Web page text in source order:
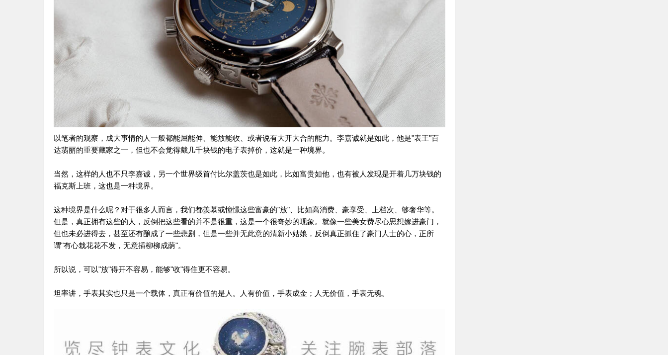
以笔者的观察，成大事情的人一般都能屈能伸、能放能收、或者说有大开大合的能力。李嘉诚就是如此，他是"表王"百
达翡丽的重要藏家之一，但也不会觉得戴几千块钱的电子表掉价，这就是一种境界。
当然，这样的人也不只李嘉诚，另一个世界级首付比尔盖茨也是如此，比如富贵如他，也有被人发现是开着几万块钱的
福克斯上班，这也是一种境界。
这种境界是什么呢？对于很多人而言，我们都羡慕或憧憬这些富豪的"放"、比如高消费、豪享受、上档次、够奢华等。
但是，真正拥有这些的人，反倒把这些看的并不是很重，这是一个很奇妙的现象。就像一些美女费尽心思想嫁进豪门，
但也未必进得去，甚至还有酿成了一些悲剧，但是一些并无此意的清新小姑娘，反倒真正抓住了豪门人士的心，正所
谓"有心栽花花不发，无意插柳柳成荫"。
所以说，可以"放"得开不容易，能够"收"得住更不容易。
坦率讲，手表其实也只是一个载体，真正有价值的是人。人有价值，手表成金；人无价值，手表无魂。